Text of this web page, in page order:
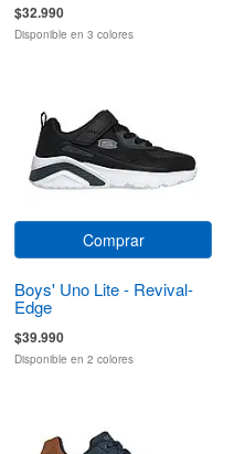
$32.990
Disponible en 3 colores
Comprar
Boys' Uno Lite - Revival-
Edge
$39.990
Disponible en 2 colores